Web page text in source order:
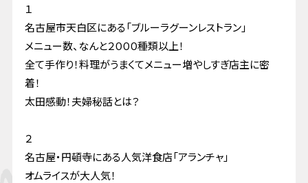
１
名古屋市天白区にある「ブルーラグーンレストラン」
メニュー数、なんと２０００種類以上！
全て手作り！料理がうまくてメニュー増やしすぎ店主に密
着！
太田感動！夫婦秘話とは？
２
名古屋・円頓寺にある人気洋食店「アランチャ」
オムライスが大人気！